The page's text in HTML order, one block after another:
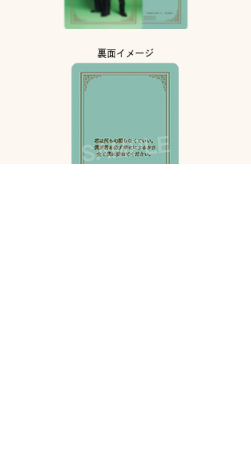
裏面イメージ